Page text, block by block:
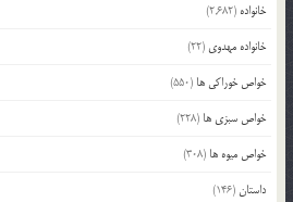
خانواده (2,682)
خانواده مهدوی (22)
خواص خوراکی ها (550)
خواص سبزی ها (228)
خواص میوه ها (308)
داستان(146)